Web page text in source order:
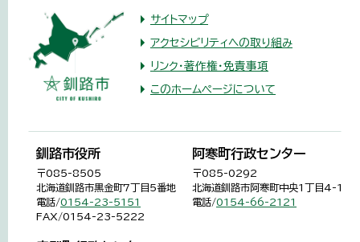
サイトマップ
アクセシビリティへの取り組み
リンク・著作権・免責事項
このホームページについて
釧路市役所
〒085-8505
北海道釧路市黒金町7丁目5番地
電話/0154-23-5151
FAX/0154-23-5222
阿寒町行政センター
〒085-0292
北海道釧路市阿寒町中央1丁目4-1
電話/0154-66-2121